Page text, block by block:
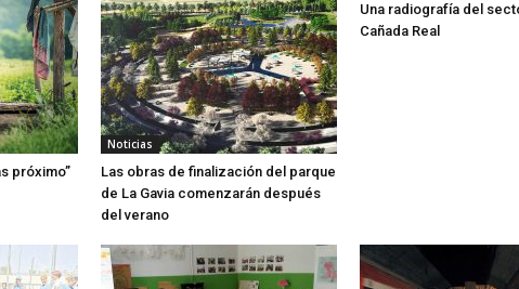
próximo”
Noticias
Las obras de finalización del parque
de La Gavia comenzarán después
del verano
Una radiografía del
Cañada Real